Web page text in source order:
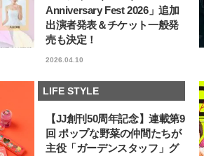
Anniversary Fest 2026」追加
出演者発表＆チケット一般発
売も決定！
2026.04.10
LIFE STYLE
【JJ創刊50周年記念】連載第9
回 ポップな野菜の仲間たちが
主役「ガーデンスタッフ」グ